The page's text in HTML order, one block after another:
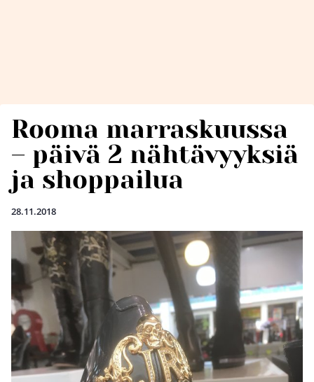
Rooma marraskuussa
– päivä 2 nähtävyyksiä
ja shoppailua
28.11.2018